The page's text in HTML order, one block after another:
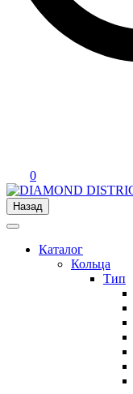
0
Назад
Каталог
Кольца
Тип